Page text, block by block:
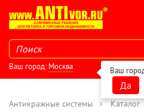
Ваш город: Москва Ваш
Да
Антикражные системы Каталог